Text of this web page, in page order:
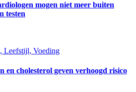
mogen niet meer buiten
testen
Leefstijl, Voeding
en cholesterol geven verhoogd risico